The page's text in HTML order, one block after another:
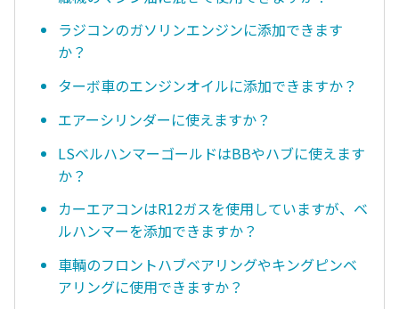
ラジコンのガソリンエンジンに添加できます
か？
ターボ車のエンジンオイルに添加できますか？
エアーシリンダーに使えますか？
LSベルハンマーゴールドはBBやハブに使えます
か？
カーエアコンはR12ガスを使用していますが、ベ
ルハンマーを添加できますか？
車輌のフロントハブベアリングやキングピンベ
アリングに使用できますか？